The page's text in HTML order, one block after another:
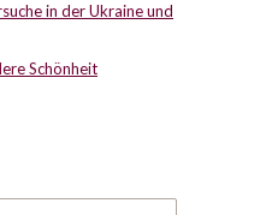
in der Ukraine und
Schönheit